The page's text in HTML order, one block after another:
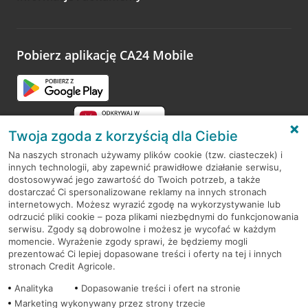
opinie.
Pobierz aplikację CA24 Mobile
RODO
Regulamin serwisu
Mapa serwisu
PolitykaCookies
Twoja zgoda z korzyścią dla Ciebie
Na naszych stronach używamy plików cookie (tzw. ciasteczek) i
innych technologii, aby zapewnić prawidłowe działanie serwisu,
dostosowywać jego zawartość do Twoich potrzeb, a także
dostarczać Ci spersonalizowane reklamy na innych stronach
internetowych. Możesz wyrazić zgodę na wykorzystywanie lub
odrzucić pliki cookie – poza plikami niezbędnymi do funkcjonowania
serwisu. Zgody są dobrowolne i możesz je wycofać w każdym
momencie. Wyrażenie zgody sprawi, że będziemy mogli
prezentować Ci lepiej dopasowane treści i oferty na tej i innych
stronach Credit Agricole.
Analityka
Dopasowanie treści i ofert na stronie
Marketing wykonywany przez strony trzecie